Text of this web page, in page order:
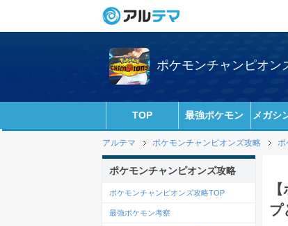
ポケモンチャンピオン
TOP 最強ポケモン メガシ
アルテマ ポケモンチャンピオンズ攻略 ポ
プ
ポケモンチャンピオンズ攻略
ポケモンチャンピオンズ攻略TOP
最強ポケモン考察